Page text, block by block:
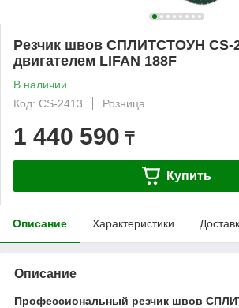
Резчик швов СПЛИТСТОУН СS-
двигателем LIFAN 188F
В наличии
Код: СS-2413
Розница
1 440 590 ₸
Купить
Описание Характеристики
Описание
Профессиональный резчик швов